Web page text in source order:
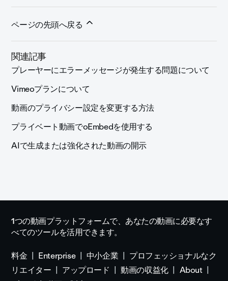
ページの先頭へ戻る
関連記事
プレーヤーにエラーメッセージが発生する問題について
Vimeoプランについて
動画のプライバシー設定を変更する方法
プライベート動画でoEmbedを使用する
AIで生成または強化された動画の開示
1つの動画プラットフォームで、あなたの動画に必要なす
べてのツールを活用できます。
料金
Enterprise 中小企業
プロフェッショナルなク
リエイター
アップロード 動画の収益化
About